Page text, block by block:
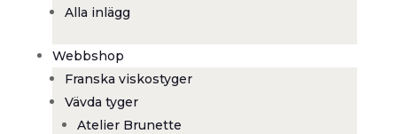
Alla inlägg
Webbshop
Franska viskostyger
Vävda tyger
Atelier Brunette